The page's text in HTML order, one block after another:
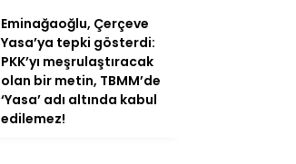
Eminağaoğlu, Çerçeve
Yasa’ya tepki gösterdi:
PKK’yı meşrulaştıracak
olan bir metin, TBMM’de
‘Yasa’ adı altında kabul
edilemez!